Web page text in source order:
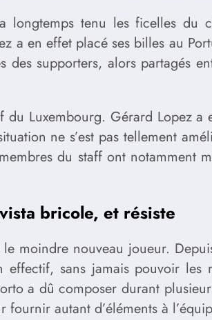
tenu les ficelles du
a en effet placé ses billes au
supporters, alors partagés
du Luxembourg. Gérard
ne s’est pas tellement
du staff ont notamment
bricole, et résiste
moindre nouveau joueur.
sans jamais pouvoir
a dû composer durant
autant d’éléments à